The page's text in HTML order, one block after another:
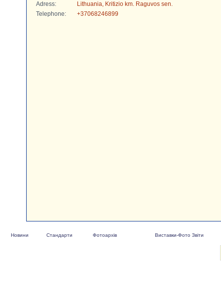
Adress:
Lithuania, Kritizio km. Raguvos sen.
Telephone:
+37068246899
Новини Стандарти Фотоархів Виставки-Фото Звіти